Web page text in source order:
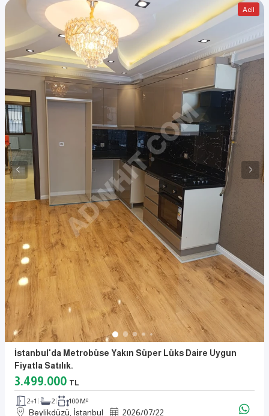
Acil
İstanbul'da Metrobüse Yakın Süper Lüks Daire Uygun
Fiyatla Satılık.
3.499.000 TL
2+1 2 100 M²
Beylikdüzü, İstanbul 2026/07/22